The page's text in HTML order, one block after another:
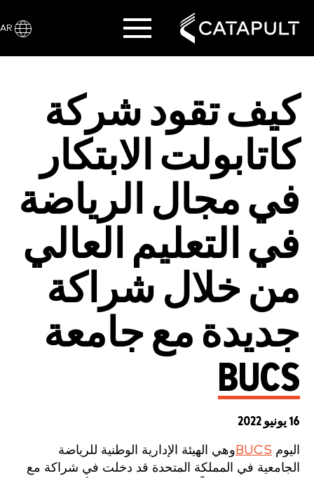
كيف تقود شركة
كاتابولت الابتكار
في مجال الرياضة
في التعليم العالي
من خلال شراكة
جديدة مع جامعة
BUCS
16 يونيو 2022
اليوم BUCS وهي الهيئة الإدارية الوطنية للرياضة
الجامعية في المملكة المتحدة قد دخلت في شراكة مع